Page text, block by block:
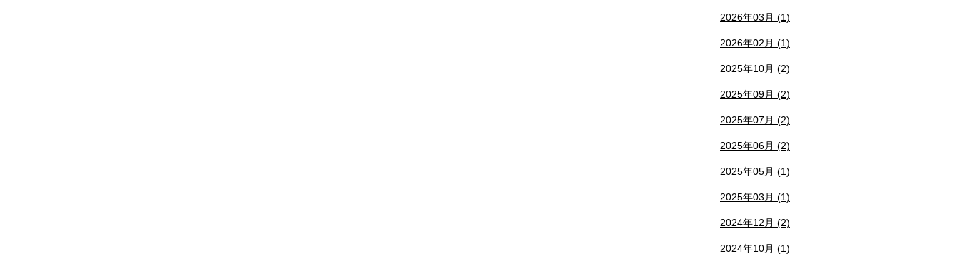
2026年03月 (1)
2026年02月 (1)
2025年10月 (2)
2025年09月 (2)
2025年07月 (2)
2025年06月 (2)
2025年05月 (1)
2025年03月 (1)
2024年12月 (2)
2024年10月 (1)